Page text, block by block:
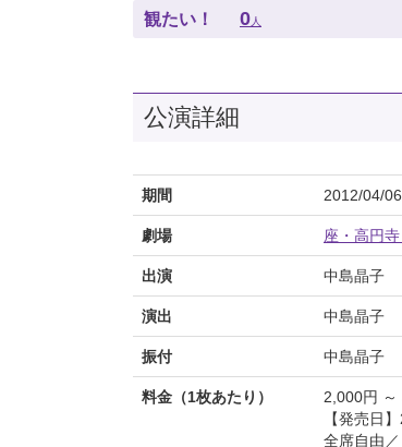
観たい！ 0 人
公演詳細
期間 2012/04/
劇場 座・高円寺
出演 中島晶子
演出 中島晶子
振付 中島晶子
料金（1枚あたり）
2,000円 ～
【発売日
全席自由／